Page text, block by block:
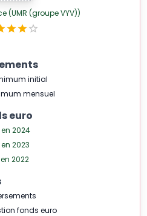
(UMR (groupe VYV))
initial
mensuel
euro
en 2024
en 2023
en 2022
fonds euro